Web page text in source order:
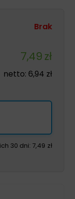
Brak
7,49zł
netto: 6,94 zł
30 dni: 7,49 zł